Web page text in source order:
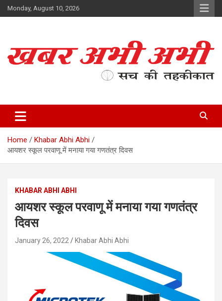
Skip
to
Monday, August 10, 2026
Home
Khabar Abhi Abhi
आयशर स्कूल परवाणू में मनाया गया गणतंत्र दिवस
KHABAR ABHI ABHI
आयशर स्कूल परवाणू में मनाया गया गणतंत्र
दिवस
January 26, 2022 Khabar Abhi Abhi